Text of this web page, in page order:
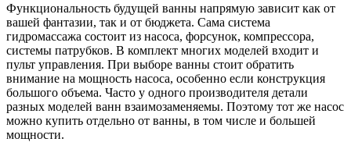
Функциональность будущей ванны напрямую зависит как от
вашей фантазии, так и от бюджета. Сама система
гидромассажа состоит из насоса, форсунок, компрессора,
системы патрубков. В комплект многих моделей входит и
пульт управления. При выборе ванны стоит обратить
внимание на мощность насоса, особенно если конструкция
большого объема. Часто у одного производителя детали
разных моделей ванн взаимозаменяемы. Поэтому тот же насос
можно купить отдельно от ванны, в том числе и большей
мощности.